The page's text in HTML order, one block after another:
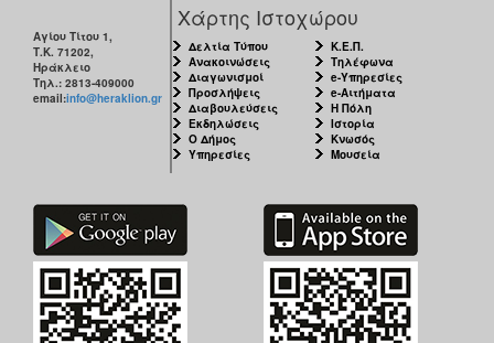
Αγίου Τίτου 1,
Τ.Κ. 71202,
Ηράκλειο
Τηλ.: 2813-409000
email:info@heraklion.gr
Χάρτης Ιστοχώρου
Δελτία Τύπου
Ανακοινώσεις
Διαγωνισμοί
Προσλήψεις
Διαβουλεύσεις
Εκδηλώσεις
Ο Δήμος
Υπηρεσίες
Κ.Ε.Π.
Τηλέφωνα
e-Υπηρεσίες
e-Αιτήματα
Η Πόλη
Ιστορία
Κνωσός
Μουσεία